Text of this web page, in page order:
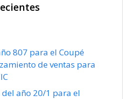
807 para el Coupé
de ventas para
año 20/1 para el